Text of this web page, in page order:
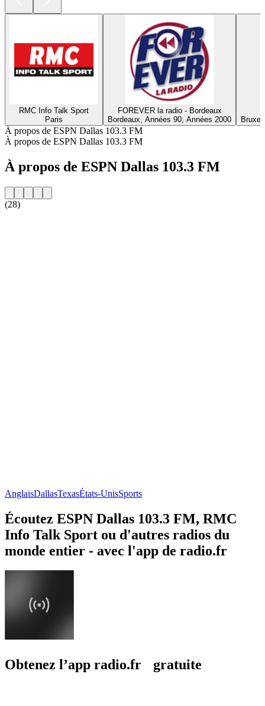
RMC Info Talk Sport
Paris
FOREVER la radio - Bordeaux
Bordeaux, Années 90, Années 2000
À propos de ESPN Dallas 103.3 FM
À propos de ESPN Dallas 103.3 FM
À propos de ESPN Dallas 103.3 FM
(28)
AnglaisDallasTexasÉtats-UnisSports
Écoutez ESPN Dallas 103.3 FM, RMC
Info Talk Sport ou d'autres radios du
monde entier - avec l'app de radio.fr
Obtenez l’app radio.fr gratuite